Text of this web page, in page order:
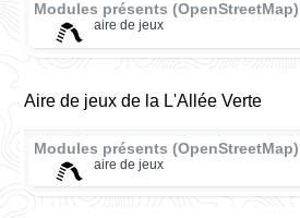
Modules présents (OpenStreetMap)
aire de jeux
Aire de jeux de la L'Allée Verte
Modules présents (OpenStreetMap)
aire de jeux